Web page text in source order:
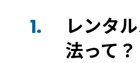
1.
レンタ
法って？